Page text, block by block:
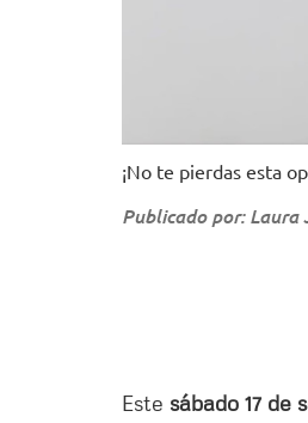
¡No te pierdas esta
Publicado por: Laura
Este sábado 17 de